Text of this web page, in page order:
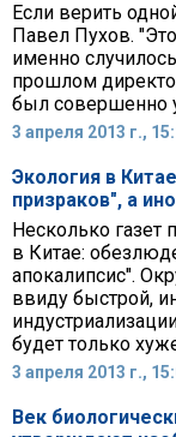
Если верить
Павел Пухов.
именно
прошлом
был совершенно
3 апреля 2013 г.,
Экология в
призраков", а
Несколько газет
в Китае:
апокалипсис".
ввиду быстрой,
будет только
3 апреля 2013 г.,
Век